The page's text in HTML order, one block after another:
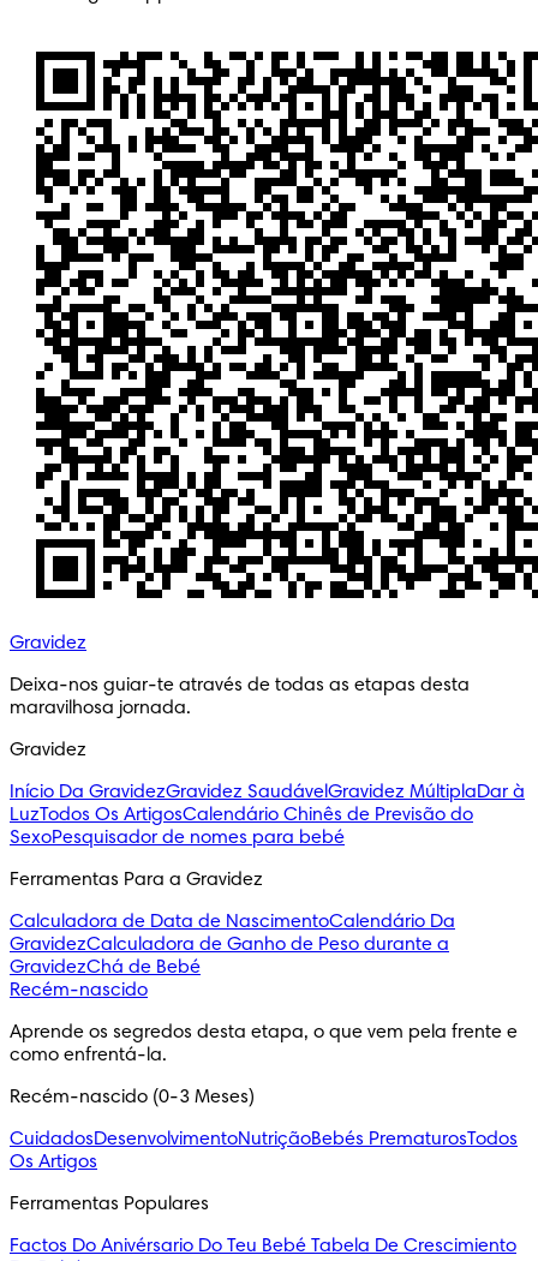
Gravidez
Deixa-nos guiar-te através de todas as etapas desta
maravilhosa jornada.
Gravidez
Início Da GravidezGravidez SaudávelGravidez MúltiplaDar à
LuzTodos Os ArtigosCalendário Chinês de Previsão do
SexoPesquisador de nomes para bebé
Ferramentas Para a Gravidez
Calculadora de Data de NascimentoCalendário Da
GravidezCalculadora de Ganho de Peso durante a
GravidezChá de Bebé
Recém-nascido
Aprende os segredos desta etapa, o que vem pela frente e
como enfrentá-la.
Recém-nascido (0-3 Meses)
CuidadosDesenvolvimentoNutriçãoBebés PrematurosTodos
Os Artigos
Ferramentas Populares
Factos Do Anivérsario Do Teu Bebé Tabela De Crescimiento